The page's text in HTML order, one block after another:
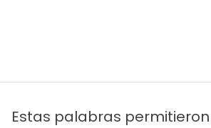
Estas palabras